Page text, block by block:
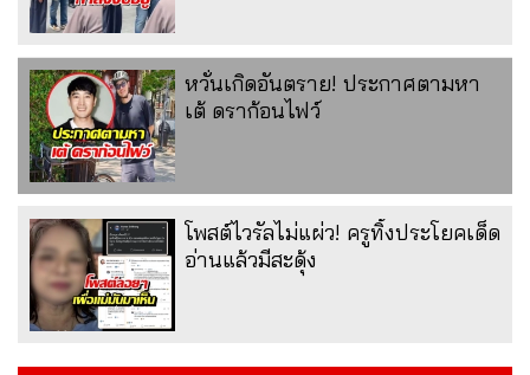
หวั่นเกิดอันตราย! ประกาศตามหา
เต้ ดราก้อนไฟว์
โพสต์ไวรัลไม่แผ่ว! ครูทิ้งประโยคเด็ด
อ่านแล้วมีสะดุ้ง